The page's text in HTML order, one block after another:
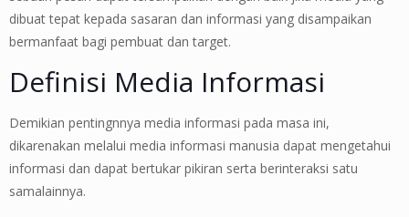
dibuat tepat kepada sasaran dan informasi yang disampaikan
bermanfaat bagi pembuat dan target.
Definisi Media Informasi
Demikian pentingnnya media informasi pada masa ini,
dikarenakan melalui media informasi manusia dapat mengetahui
informasi dan dapat bertukar pikiran serta berinteraksi satu
samalainnya.